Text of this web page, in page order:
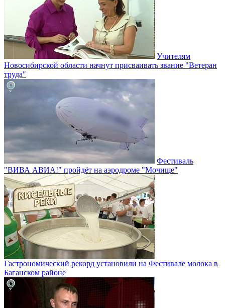
Учителям
Новосибирской области начнут присваивать звание "Ветеран
труда"
Фестиваль
"ВИВА АВИА!" пройдёт на аэродроме "Мочище"
Гастрономический рекорд установили на Фестивале молока в
Баганском районе